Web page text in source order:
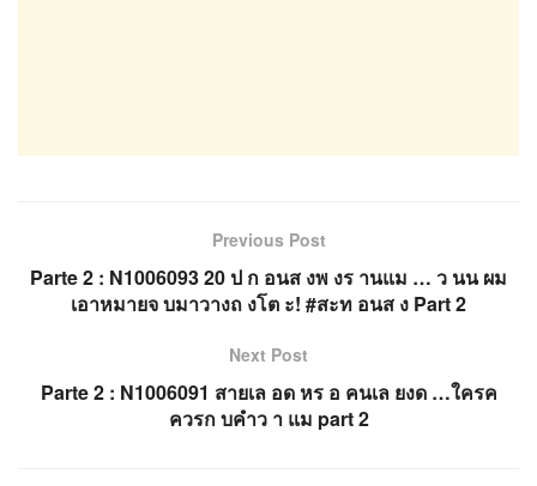
Previous Post
Parte 2 : N1006093 20 ป ก อนส งพ งร านแม … ว นน ผม
เอาหมายจ บมาวางถ งโต ะ! #สะท อนส ง Part 2
Next Post
Parte 2 : N1006091 สายเล อด หร อ คนเล ยงด …ใครค
ควรก บคำว า แม part 2